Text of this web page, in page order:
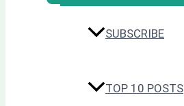
SUBSCRIBE
TOP 10 POSTS